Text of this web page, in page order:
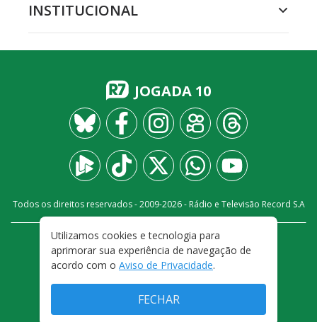
INSTITUCIONAL
JOGADA 10
Todos os direitos reservados - 2009-2026- Rádio e Televisão Record S.A
FALE CONOSCO
PRIVACIDADE
TERMOS E CONDIÇÕES DE USO
Utilizamos cookies e tecnologia para
aprimorar sua experiência de navegação de
acordo com o Aviso de Privacidade.
FECHAR